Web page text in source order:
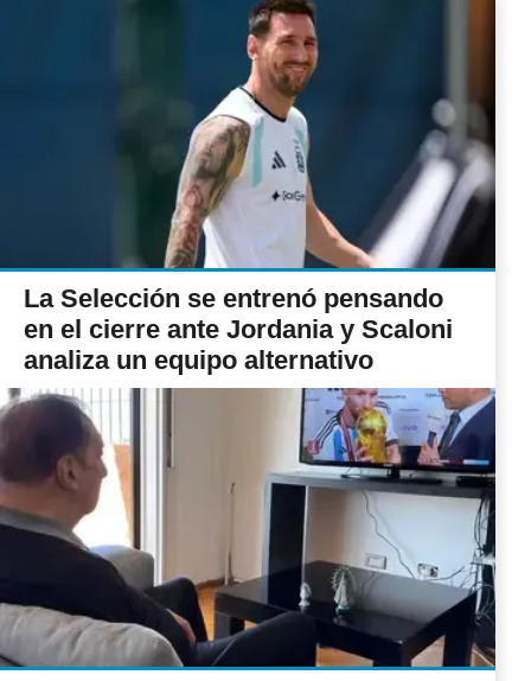
La Selección se entrenó pensando
en el cierre ante Jordania y Scaloni
analiza un equipo alternativo